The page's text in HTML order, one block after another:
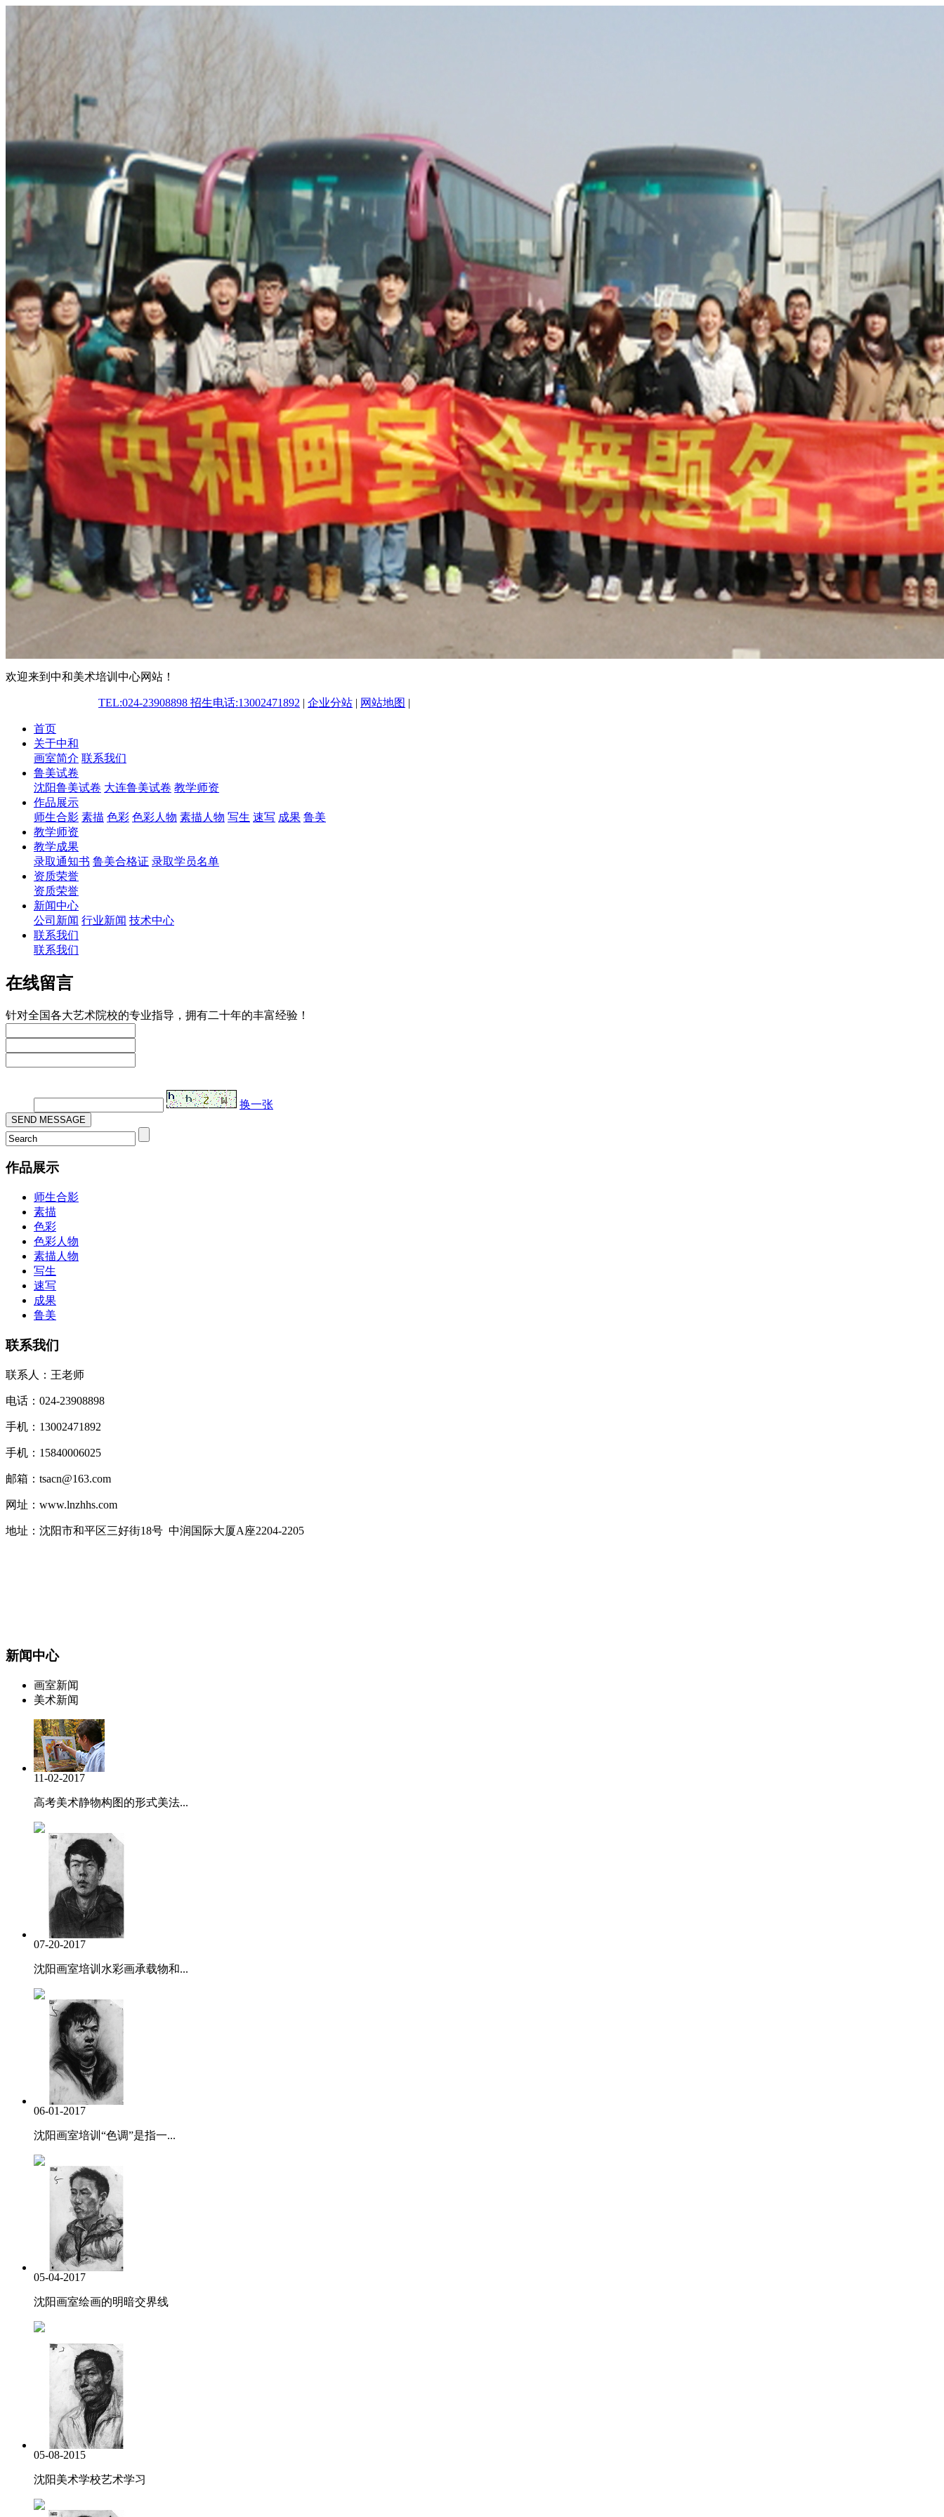
欢迎来到中和美术培训中心网站！
TEL:024-23908898 招生电话:13002471892 | 企业分站 | 网站地图 |
首页
关于中和
画室简介 联系我们
鲁美试卷
沈阳鲁美试卷 大连鲁美试卷 教学师资
作品展示
师生合影 素描 色彩 色彩人物 素描人物 写生 速写 成果 鲁美
教学师资
教学成果
录取通知书 鲁美合格证 录取学员名单
资质荣誉
资质荣誉
新闻中心
公司新闻 行业新闻 技术中心
联系我们
联系我们
在线留言
针对全国各大艺术院校的专业指导，拥有二十年的丰富经验！
换一张
作品展示
师生合影
素描
色彩
色彩人物
素描人物
写生
速写
成果
鲁美
联系我们
联系人：王老师
电话：024-23908898
手机：13002471892
手机：15840006025
邮箱：tsacn@163.com
网址：www.lnzhhs.com
地址：沈阳市和平区三好街18号 中润国际大厦A座2204-2205
新闻中心
画室新闻
美术新闻
11-02-2017
高考美术静物构图的形式美法...
07-20-2017
沈阳画室培训水彩画承载物和...
06-01-2017
沈阳画室培训“色调”是指一...
05-04-2017
沈阳画室绘画的明暗交界线
05-08-2015
沈阳美术学校艺术学习